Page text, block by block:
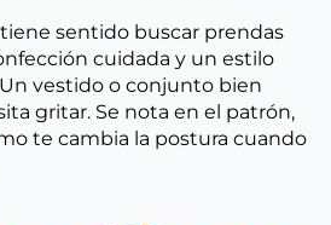
tiene sentido buscar prendas
cuidada y un estilo
vestido o conjunto bien
gritar. Se nota en el patrón,
te cambia la postura cuando